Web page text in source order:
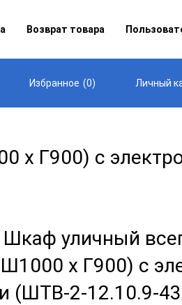
Возврат товара
Избранное (0) Личный
Г900) с
уличный
х Г900) с
(ШТВ-2-12.10.9-